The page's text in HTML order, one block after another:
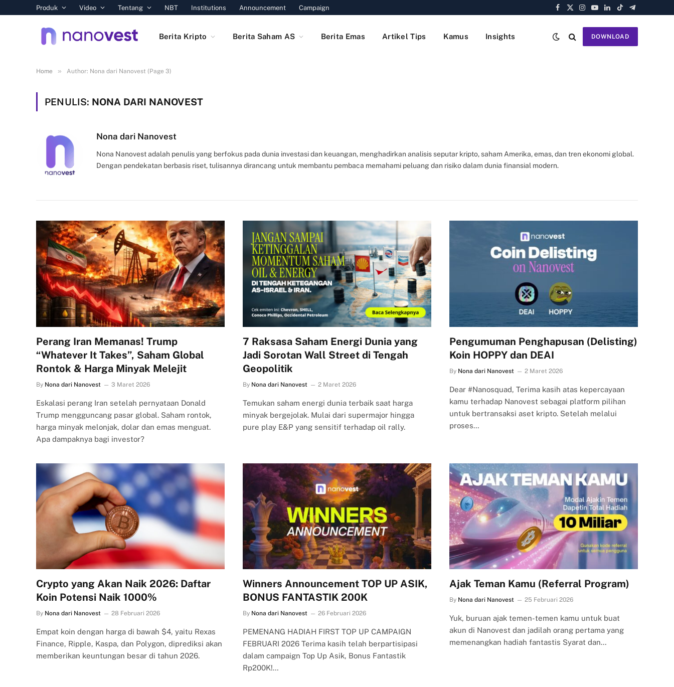
Produk Video Tentang NBT Institutions Announcement Campaign
Facebook
X
Instagram
YouTube
LinkedIn
TikTokTelegram
Berita Kripto Berita Saham AS Berita Emas Artikel Tips Kamus Insights DOWNLOAD
Home » Author: Nona dari Nanovest (Page 3)
PENULIS: NONA DARI NANOVEST
Nona dari Nanovest
Nona Nanovest adalah penulis yang berfokus pada dunia investasi dan keuangan, menghadirkan analisis seputar kripto, saham Amerika, emas, dan tren ekonomi global.
Dengan pendekatan berbasis riset, tulisannya dirancang untuk membantu pembaca memahami peluang dan risiko dalam dunia finansial modern.
Perang Iran Memanas! Trump
“Whatever It Takes”, Saham Global
Rontok & Harga Minyak Melejit
By Nona dari Nanovest 3 Maret 2026
Eskalasi perang Iran setelah pernyataan Donald
Trump mengguncang pasar global. Saham rontok,
harga minyak melonjak, dolar dan emas menguat.
Apa dampaknya bagi investor?
7 Raksasa Saham Energi Dunia yang
Jadi Sorotan Wall Street di Tengah
Geopolitik
By Nona dari Nanovest 2 Maret 2026
Temukan saham energi dunia terbaik saat harga
minyak bergejolak. Mulai dari supermajor hingga
pure play E&P yang sensitif terhadap oil rally.
Pengumuman Penghapusan (Delisting)
Koin HOPPY dan DEAI
By Nona dari Nanovest 2 Maret 2026
Dear #Nanosquad, Terima kasih atas kepercayaan
kamu terhadap Nanovest sebagai platform pilihan
untuk bertransaksi aset kripto. Setelah melalui
proses…
Crypto yang Akan Naik 2026: Daftar
Koin Potensi Naik 1000%
By Nona dari Nanovest 28 Februari 2026
Empat koin dengan harga di bawah $4, yaitu Rexas
Finance, Ripple, Kaspa, dan Polygon, diprediksi akan
memberikan keuntungan besar di tahun 2026.
Winners Announcement TOP UP ASIK,
BONUS FANTASTIK 200K
By Nona dari Nanovest 26 Februari 2026
PEMENANG HADIAH FIRST TOP UP CAMPAIGN
FEBRUARI 2026 Terima kasih telah berpartisipasi
dalam campaign Top Up Asik, Bonus Fantastik
Rp200K!…
Ajak Teman Kamu (Referral Program)
By Nona dari Nanovest 25 Februari 2026
Yuk, buruan ajak temen-temen kamu untuk buat
akun di Nanovest dan jadilah orang pertama yang
memenangkan hadiah fantastis Syarat dan…